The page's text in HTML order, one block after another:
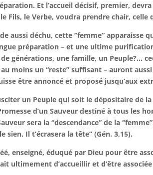
Et l’accueil décisif, premier,
Fils, le Verbe, voudra prendre chair, celle
aussi déchu, cette “femme” apparaisse
préparation – et une ultime
générations, une famille, un Peuple?…
moins un “reste” suffisant – auront
être annoncé et proposé jusqu’aux
un Peuple qui soit le dépositaire de
d’un Sauveur destiné à tous les
sera la “descendance” de la
Il t’écrasera la tête” (Gén. 3,15).
enseigné, éduqué par Dieu pour être
ultimement d’accueillir et d’être associée